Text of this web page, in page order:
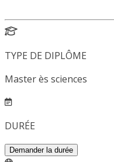
TYPE DE DIPLÔME
Master ès sciences
DURÉE
Demander la durée